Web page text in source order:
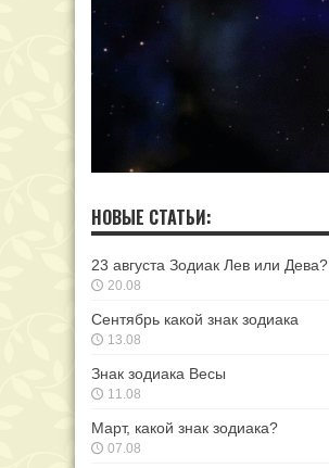
НОВЫЕ СТАТЬИ:
23 августа Зодиак Лев или Дева?
20.08
Сентябрь какой знак зодиака
13.08
Знак зодиака Весы
11.08
Март, какой знак зодиака?
07.08